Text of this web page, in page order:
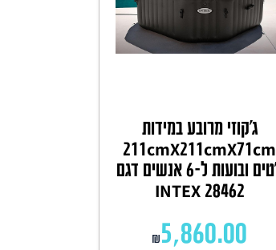
ג'קוזי מרובע במידות
211cmX211cmX71cm
ג'טים ובועות ל-6 אנשים דגם
INTEX 28462
₪5,860.00